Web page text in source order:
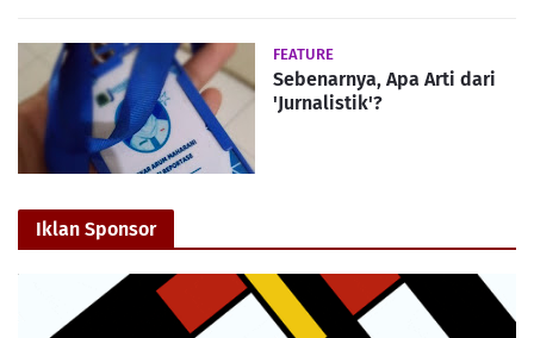
FEATURE
Sebenarnya, Apa Arti dari
'Jurnalistik'?
Iklan Sponsor